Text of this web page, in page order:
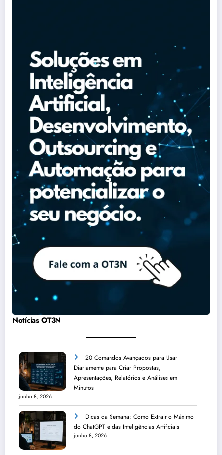
Notícias OT3N
20 Comandos Avançados para Usar
Diariamente para Criar Propostas,
Apresentações, Relatórios e Análises em
Minutos
junho 8, 2026
Dicas da Semana: Como Extrair o Máximo
do ChatGPT e das Inteligências Artificiais
junho 8, 2026